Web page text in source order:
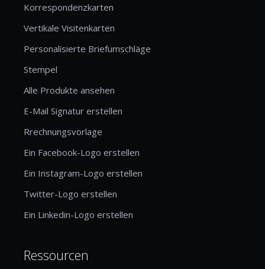
Korrespondenzkarten
Vertikale Visitenkarten
Personalisierte Briefumschläge
Stempel
Alle Produkte ansehen
E-Mail Signatur erstellen
Rrechnungsvorlage
Ein Facebook-Logo erstellen
Ein Instagram-Logo erstellen
Twitter-Logo erstellen
Ein Linkedin-Logo erstellen
Ressourcen